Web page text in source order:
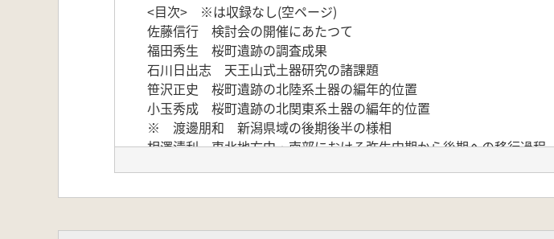
<目次> ※は収録なし(空ページ)
佐藤信行 検討会の開催にあたつて
福田秀生 桜町遺跡の調査成果
石川日出志 天王山式土器研究の諸課題
笹沢正史 桜町遺跡の北陸系土器の編年的位置
小玉秀成 桜町遺跡の北関東系土器の編年的位置
※ 渡邊朋和 新潟県域の後期後半の様相
相澤清利 東北地方中・南部における弥生中期から後期への移行過程
佐藤祐輔 東北南部の弥生中期後半から弥生後期の遺跡動態